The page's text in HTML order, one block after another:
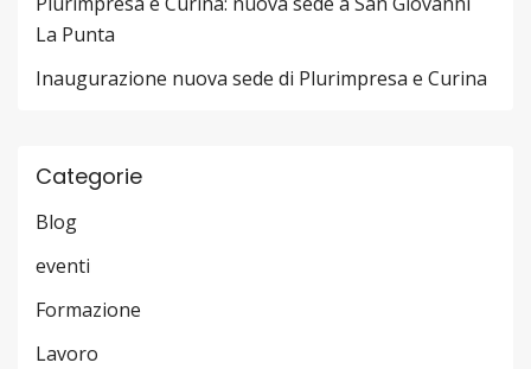
La Punta
Inaugurazione nuova sede di Plurimpresa e Curina
Categorie
Blog
eventi
Formazione
Lavoro